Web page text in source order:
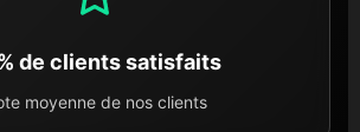
de clients satisfaits
moyenne de nos clients